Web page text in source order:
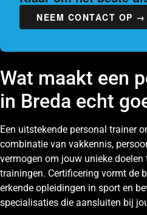
NEEM CONTACT OP →
Wat maakt een
in Breda echt
Een uitstekende personal trainer
combinatie van vakkennis,
vermogen om jouw unieke
trainingen. Certificering vormt de
erkende opleidingen in sport en
specialisaties die aansluiten bij